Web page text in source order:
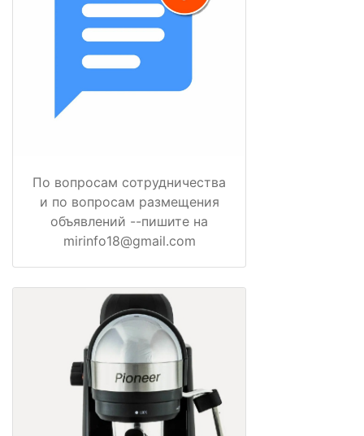
По вопросам сотрудничества
и по вопросам размещения
объявлений --пишите на
mirinfo18@gmail.com